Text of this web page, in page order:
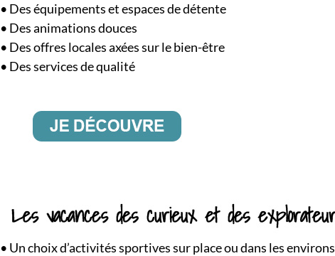
• Des équipements et espaces de détente
• Des animations douces
• Des offres locales axées sur le bien-être
• Des services de qualité
• Un choix d’activités sportives sur place ou dans les environs